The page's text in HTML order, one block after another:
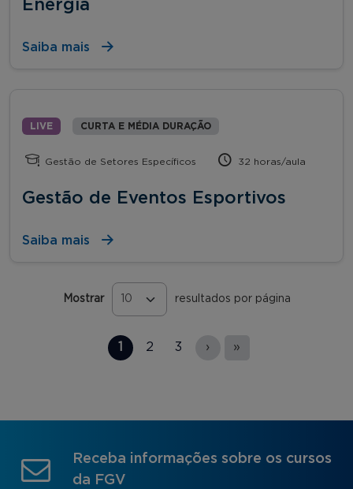
Energia
Saiba mais
LIVE CURTA E MÉDIA DURAÇÃO
Gestão de Setores Específicos 32 horas/aula
Gestão de Eventos Esportivos
Saiba mais
Mostrar resultados por página
1 2 3 › »
Receba informações sobre os cursos
da FGV